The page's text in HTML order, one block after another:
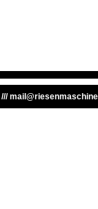
///